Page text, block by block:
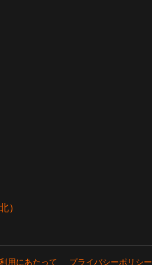
）
用にあたって プライバシーポリシー